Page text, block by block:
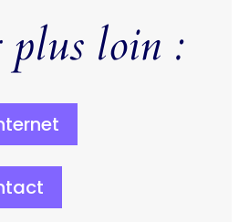
plus loin :